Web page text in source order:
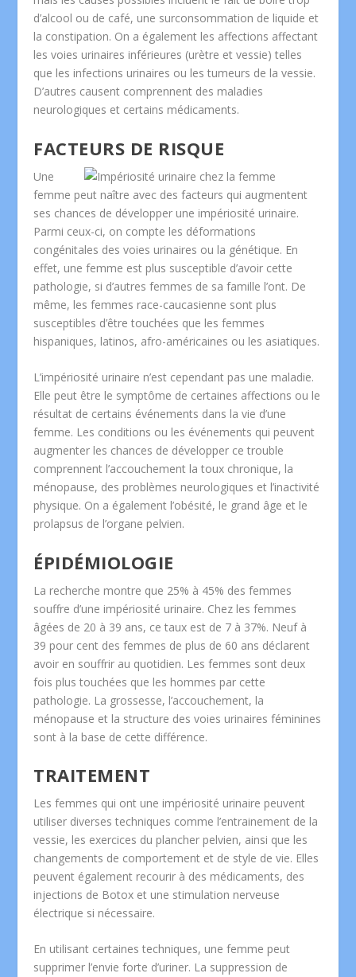
d’alcool ou de café, une surconsommation de liquide et
la constipation. On a également les affections affectant
les voies urinaires inférieures (urètre et vessie) telles
que les infections urinaires ou les tumeurs de la vessie.
D’autres causent comprennent des maladies
neurologiques et certains médicaments.
FACTEURS DE RISQUE
Une
femme peut naître avec des facteurs qui augmentent
ses chances de développer une impériosité urinaire.
Parmi ceux-ci, on compte les déformations
congénitales des voies urinaires ou la génétique. En
effet, une femme est plus susceptible d’avoir cette
pathologie, si d’autres femmes de sa famille l’ont. De
même, les femmes race-caucasienne sont plus
susceptibles d’être touchées que les femmes
hispaniques, latinos, afro-américaines ou les asiatiques.
L’impériosité urinaire n’est cependant pas une maladie.
Elle peut être le symptôme de certaines affections ou le
résultat de certains événements dans la vie d’une
femme. Les conditions ou les événements qui peuvent
augmenter les chances de développer ce trouble
comprennent l’accouchement la toux chronique, la
ménopause, des problèmes neurologiques et l’inactivité
physique. On a également l’obésité, le grand âge et le
prolapsus de l’organe pelvien.
ÉPIDÉMIOLOGIE
La recherche montre que 25% à 45% des femmes
souffre d’une impériosité urinaire. Chez les femmes
âgées de 20 à 39 ans, ce taux est de 7 à 37%. Neuf à
39 pour cent des femmes de plus de 60 ans déclarent
avoir en souffrir au quotidien. Les femmes sont deux
fois plus touchées que les hommes par cette
pathologie. La grossesse, l’accouchement, la
ménopause et la structure des voies urinaires féminines
sont à la base de cette différence.
TRAITEMENT
Les femmes qui ont une impériosité urinaire peuvent
utiliser diverses techniques comme l’entrainement de la
vessie, les exercices du plancher pelvien, ainsi que les
changements de comportement et de style de vie. Elles
peuvent également recourir à des médicaments, des
injections de Botox et une stimulation nerveuse
électrique si nécessaire.
En utilisant certaines techniques, une femme peut
supprimer l’envie forte d’uriner. La suppression de